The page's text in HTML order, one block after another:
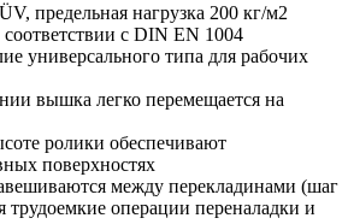
предельная нагрузка 200 кг/м2
с DIN EN 1004
универсального типа для рабочих
вышка легко перемещается на
ролики обеспечивают
поверхностях
между перекладинами (шаг
операции переналадки и